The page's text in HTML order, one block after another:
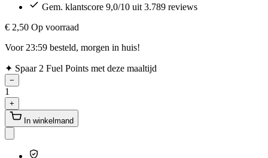
Gem. klantscore 9,0/10 uit 3.789 reviews
€ 2,50 Op voorraad
Voor 23:59 besteld, morgen in huis!
✦ Spaar 2 Fuel Points met deze maaltijd
−
1
+
In winkelmand